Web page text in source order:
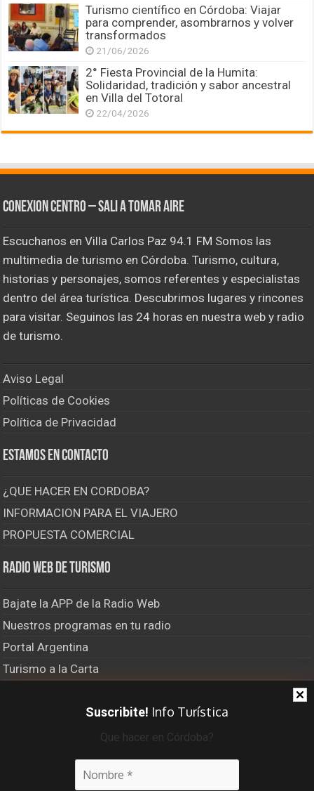
Suscribite! Info Turística
Que hacer en Córdoba?
Turismo científico en Córdoba: Viajar
para comprender, asombrarnos y volver
transformados
21/06/2026
2° Fiesta Provincial de la Humita:
Solidaridad, tradición y sabor ancestral
en Villa del Totoral
22/04/2026
CONEXION CENTRO – Sali a tomar aire
Escuchanos en Villa Carlos Paz 94.1 FM Somos las
multimedia de turismo en Córdoba. Turismo, cultura,
historias y personajes, somos referentes y especialistas
dentro del área turística. Descubrimos lugares y rincones
para visitar. Seguinos las 24 horas en nuestra web y radio
de turismo.
Aviso Legal
Políticas de Cookies
Política de Privacidad
Estamos en contacto
¿QUE HACER EN CORDOBA?
INFORMACION PARA EL VIAJERO
PROPUESTA COMERCIAL
Radio Web de Turismo
Bajate la APP de la Radio Web
Nuestros programas en tu radio
Portal Argentina
Turismo a la Carta
Viajero Frecuente Radio
Recibí info turística